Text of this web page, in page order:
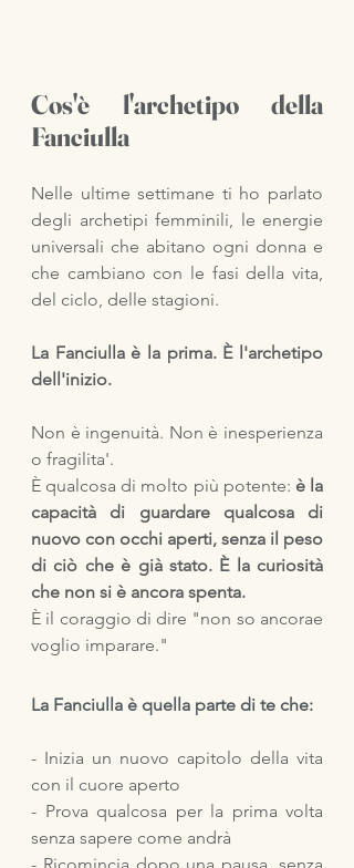
Cos'è l'archetipo della
Fanciulla
Nelle ultime settimane ti ho parlato
degli archetipi femminili, le energie
universali che abitano ogni donna e
che cambiano con le fasi della vita,
del ciclo, delle stagioni.
La Fanciulla è la prima. È l'archetipo
dell'inizio.
Non è ingenuità. Non è inesperienza
o fragilita'.
È qualcosa di molto più potente: è la
capacità di guardare qualcosa di
nuovo con occhi aperti, senza il peso
di ciò che è già stato. È la curiosità
che non si è ancora spenta.
È il coraggio di dire "non so ancorae
voglio imparare."
La Fanciulla è quella parte di te che:
- Inizia un nuovo capitolo della vita
con il cuore aperto
- Prova qualcosa per la prima volta
senza sapere come andrà
- Ricomincia dopo una pausa, senza